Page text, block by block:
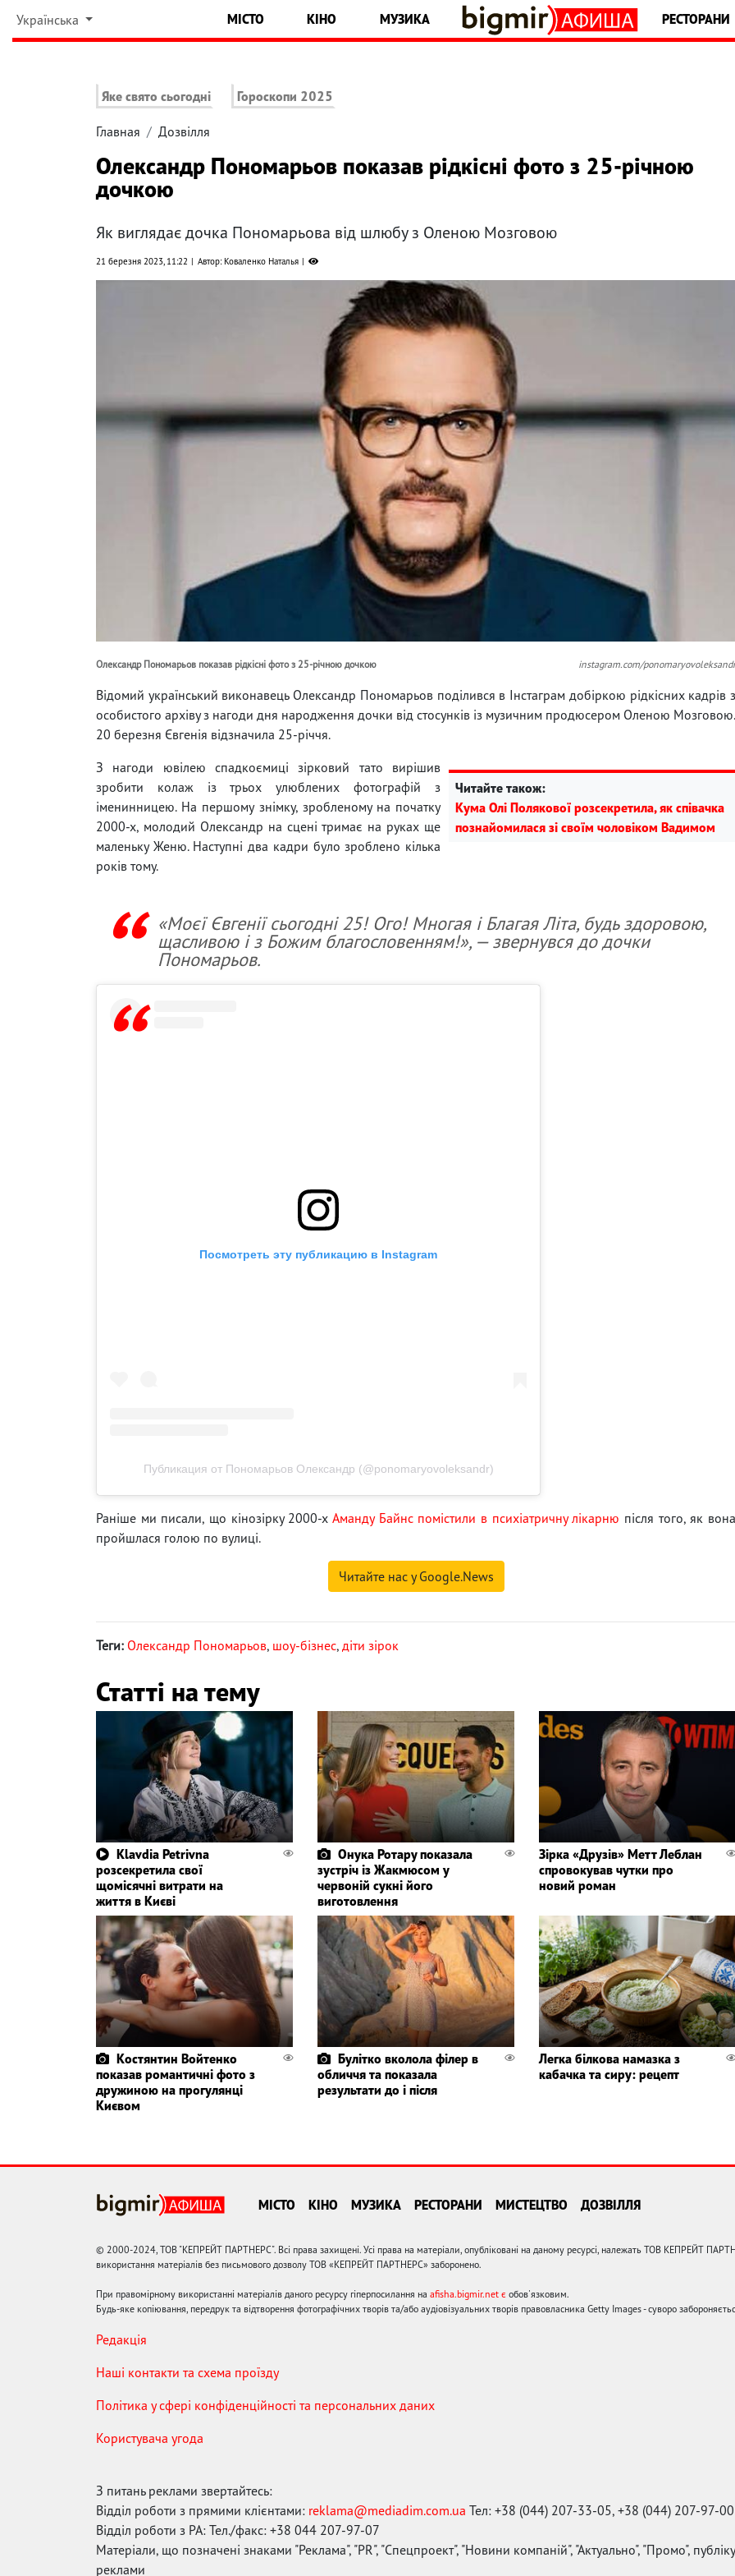
Українська МІСТО КІНО МУЗИКА РЕСТОРАНИ
Яке свято сьогодні Гороскопи 2025
Главная Дозвілля
Олександр Пономарьов показав рідкісні фото з 25-річною
дочкою
Як виглядає дочка Пономарьова від шлюбу з Оленою Мозговою
21 березня 2023, 11:22 Автор: Коваленко Наталья
Олександр Пономарьов показав рідкісні фото з 25-річною дочкою instagram.com/ponomaryovoleksandr
Відомий український виконавець Олександр Пономарьов поділився в Інстаграм добіркою рідкісних кадрів з
особистого архіву з нагоди дня народження дочки від стосунків із музичним продюсером Оленою Мозговою.
20 березня Євгенія відзначила 25-річчя.
Читайте також:
Кума Олі Полякової розсекретила, як співачка
познайомилася зі своїм чоловіком Вадимом
З нагоди ювілею спадкоємиці зірковий тато вирішив
зробити колаж із трьох улюблених фотографій з
іменинницею. На першому знімку, зробленому на початку
2000-х, молодий Олександр на сцені тримає на руках ще
маленьку Женю. Наступні два кадри було зроблено кілька
років тому.
«Моєї Євгенії сьогодні 25! Ого! Многая і Благая Літа, будь здоровою,
щасливою і з Божим благословенням!», — звернувся до дочки
Пономарьов.
Посмотреть эту публикацию в Instagram
Публикация от Пономарьов Олександр (@ponomaryovoleksandr)
Раніше ми писали, що кінозірку 2000-х Аманду Байнс помістили в психіатричну лікарню після того, як
пройшлася голою по вулиці.
Читайте нас у Google.News
Теги: Олександр Пономарьов, шоу-бізнес, діти зірок
Статті на тему
Klavdia Petrivna
розсекретила свої
щомісячні витрати на
життя в Києві
Онука Ротару показала
зустріч із Жакмюсом у
червоній сукні його
виготовлення
Зірка «Друзів» Метт Леблан
спровокував чутки про
новий роман
Костянтин Войтенко
показав романтичні фото з
дружиною на прогулянці
Києвом
Булітко вколола філер в
обличчя та показала
результати до і після
Легка білкова намазка з
кабачка та сиру: рецепт
МІСТО КІНО МУЗИКА РЕСТОРАНИ МИСТЕЦТВО ДОЗВІЛЛЯ
© 2000-2024, ТОВ "КЕПРЕЙТ ПАРТНЕРС". Всі права захищені. Усі права на матеріали, опубліковані на даному ресурсі, належать ТОВ КЕПРЕЙТ
використання матеріалів без письмового дозволу ТОВ «КЕПРЕЙТ ПАРТНЕРС» заборонено.
При правомірному використанні матеріалів даного ресурсу гіперпосилання на afisha.bigmir.net є обов'язковим.
Будь-яке копіювання, передрук та відтворення фотографічних творів та/або аудіовізуальних творів правовласника Getty Images - суворо
Редакція
Наші контакти та схема проїзду
Політика у сфері конфіденційності та персональних даних
Користувача угода
З питань реклами звертайтесь:
Відділ роботи з прямими клієнтами: reklama@mediadim.com.ua Тел: +38 (044) 207-33-05, +38 (044) 207-97-00
Відділ роботи з РА: Тел./факс: +38 044 207-97-07
Матеріали, що позначені знаками "Реклама", "PR", "Спецпроект", "Новини компаній", "Актуально", "Промо",
реклами